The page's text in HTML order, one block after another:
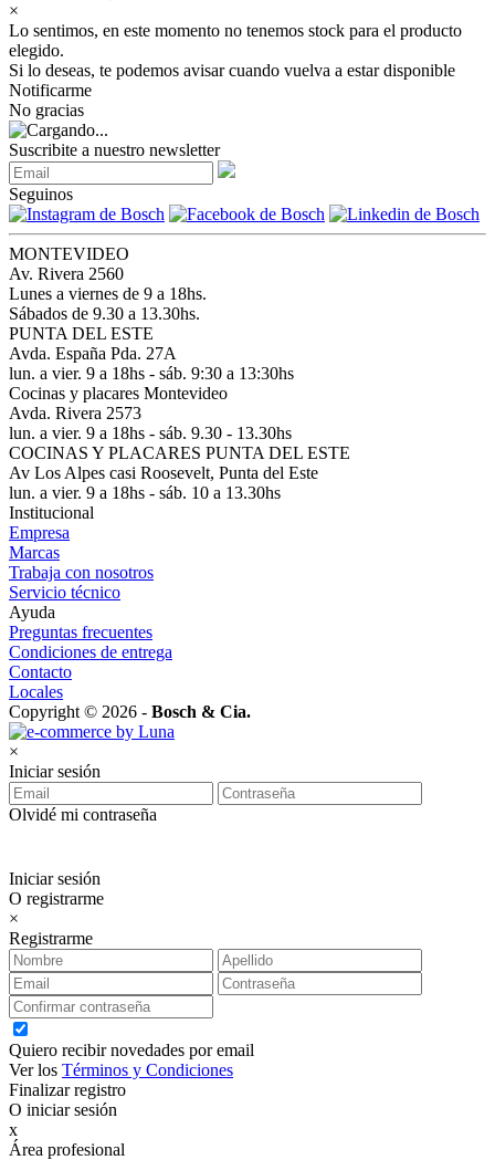
×
Lo sentimos, en este momento no tenemos stock para el producto
elegido.
Si lo deseas, te podemos avisar cuando vuelva a estar disponible
Notificarme
No gracias
Suscribite a nuestro newsletter
Seguinos
MONTEVIDEO
Av. Rivera 2560
Lunes a viernes de 9 a 18hs.
Sábados de 9.30 a 13.30hs.
PUNTA DEL ESTE
Avda. España Pda. 27A
lun. a vier. 9 a 18hs - sáb. 9:30 a 13:30hs
Cocinas y placares Montevideo
Avda. Rivera 2573
lun. a vier. 9 a 18hs - sáb. 9.30 - 13.30hs
COCINAS Y PLACARES PUNTA DEL ESTE
Av Los Alpes casi Roosevelt, Punta del Este
lun. a vier. 9 a 18hs - sáb. 10 a 13.30hs
Institucional
Empresa
Marcas
Trabaja con nosotros
Servicio técnico
Ayuda
Preguntas frecuentes
Condiciones de entrega
Contacto
Locales
Copyright © 2026 - Bosch & Cia.
×
Iniciar sesión
Olvidé mi contraseña
Iniciar sesión
O registrarme
×
Registrarme
Quiero recibir novedades por email
Ver los Términos y Condiciones
Finalizar registro
O iniciar sesión
x
Área profesional